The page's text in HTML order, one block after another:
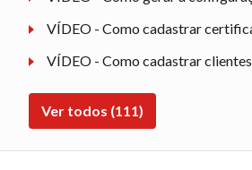
VÍDEO - Como cadastrar
VÍDEO - Como cadastrar
Ver todos (111)